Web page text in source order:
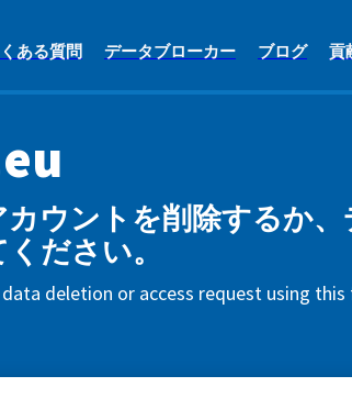
ある質問 データブローカー ブログ 貢
カウントを削除するか
ださい。
data deletion or access request using